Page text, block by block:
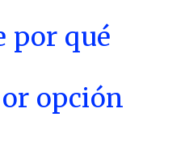
por qué
opción